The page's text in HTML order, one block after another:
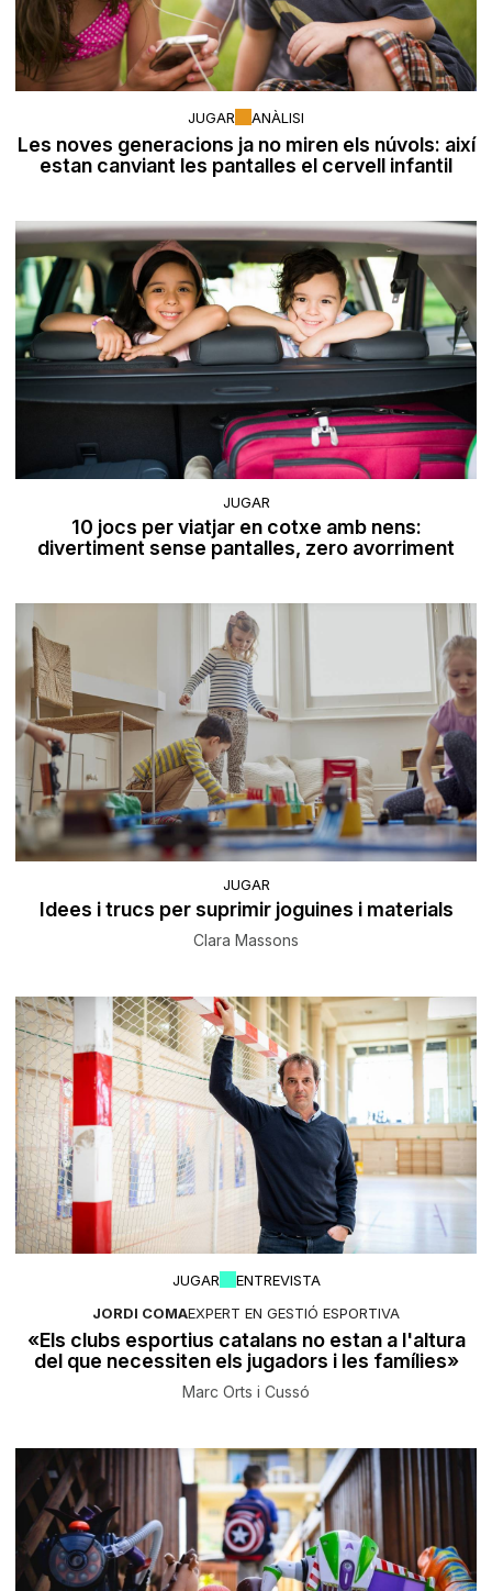
JUGAR ANÀLISI
Les noves generacions ja no miren els núvols: així
estan canviant les pantalles el cervell infantil
JUGAR
10 jocs per viatjar en cotxe amb nens:
divertiment sense pantalles, zero avorriment
JUGAR
Idees i trucs per suprimir joguines i materials
Clara Massons
JUGAR
ENTREVISTA
JORDI COMAEXPERT EN GESTIÓ ESPORTIVA
«Els clubs esportius catalans no estan a l'altura
del que necessiten els jugadors i les famílies»
Marc Orts i Cussó